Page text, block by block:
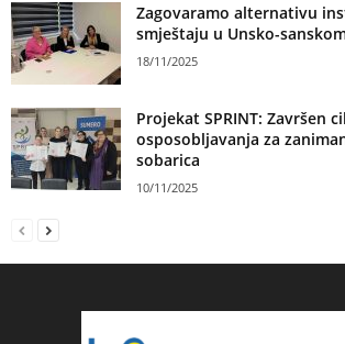
Zagovaramo alternativu
smještaju u Unsko-
18/11/2025
Projekat SPRINT: Završen
osposobljavanja za
sobarica
10/11/2025